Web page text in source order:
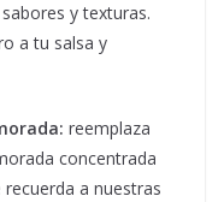
y texturas.
a tu salsa y
reemplaza
concentrada
a nuestras